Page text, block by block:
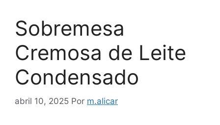
Sobremesa
Cremosa de Leite
Condensado
abril 10, 2025 Por m.alicar